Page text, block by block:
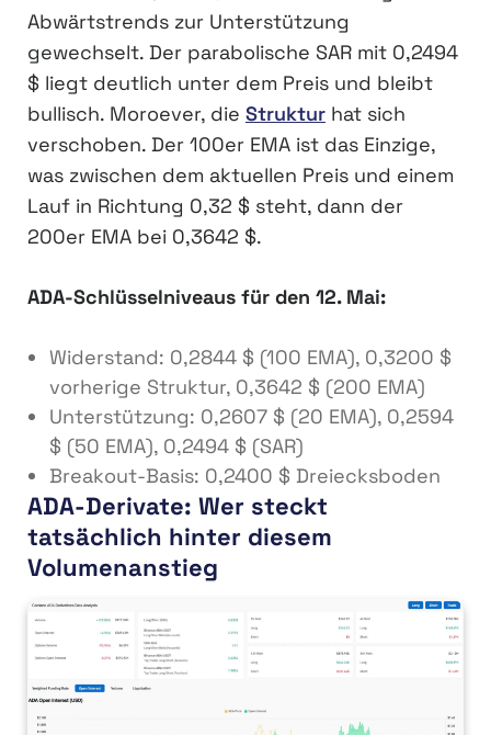
Abwärtstrends zur Unterstützung
gewechselt. Der parabolische SAR mit 0,2494
$ liegt deutlich unter dem Preis und bleibt
bullisch. Moroever, die Struktur hat sich
verschoben. Der 100er EMA ist das Einzige,
was zwischen dem aktuellen Preis und einem
Lauf in Richtung 0,32 $ steht, dann der
200er EMA bei 0,3642 $.
ADA-Schlüsselniveaus für den 12. Mai:
Widerstand: 0,2844 $ (100 EMA), 0,3200 $
vorherige Struktur, 0,3642 $ (200 EMA)
Unterstützung: 0,2607 $ (20 EMA), 0,2594
$ (50 EMA), 0,2494 $ (SAR)
Breakout-Basis: 0,2400 $ Dreiecksboden
ADA-Derivate: Wer steckt
tatsächlich hinter diesem
Volumenanstieg